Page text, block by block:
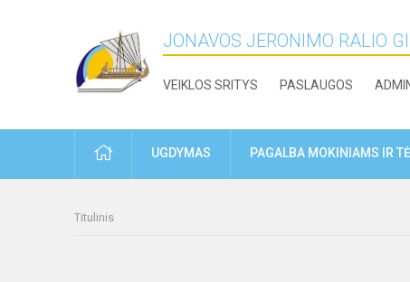
JONAVOS JERONIMO RALIO
VEIKLOS SRITYS PASLAUGOS
PRADŽIAUGDYMAS PAGALBA MOKINIAMS IR
Titulinis